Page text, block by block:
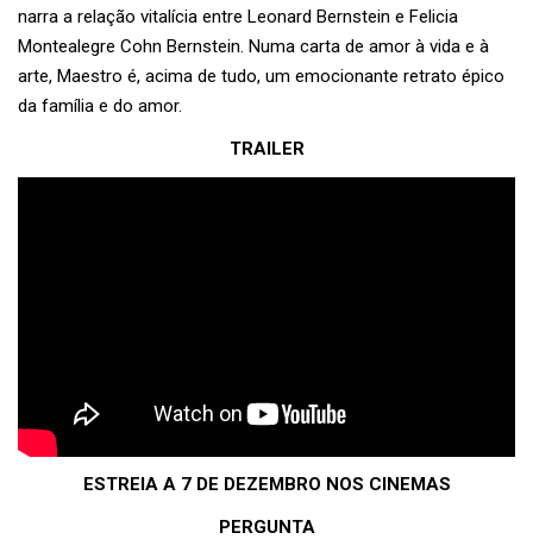
narra a relação vitalícia entre Leonard Bernstein e Felicia
Montealegre Cohn Bernstein. Numa carta de amor à vida e à
arte, Maestro é, acima de tudo, um emocionante retrato épico
da família e do amor.
TRAILER
ESTREIA A 7 DE DEZEMBRO NOS CINEMAS
PERGUNTA